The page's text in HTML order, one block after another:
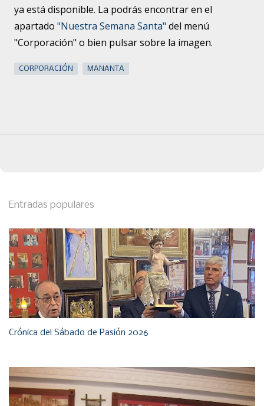
ya está disponible. La podrás encontrar en el
apartado "Nuestra Semana Santa" del menú
"Corporación" o bien pulsar sobre la imagen.
CORPORACIÓN MANANTA
Entradas populares
Crónica del Sábado de Pasión 2026